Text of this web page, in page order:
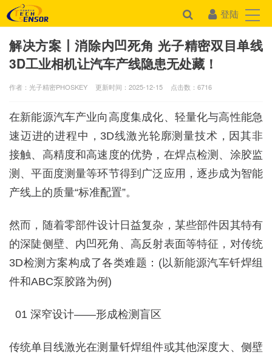
登陆
解决方案丨消除内凹死角 光子精密双目单线
3D工业相机让汽车产线隐患无处藏！
作者：光子精密PHOSKEY 更新时间：2025-12-15 点击数： 6716
在新能源汽车产业向高度集成化、轻量化与高性能急
速迈进的进程中， 3D线激光轮廓测量技术 ，因其非
接触、高精度和高速度的优势，在焊点检测、涂胶监
测、平面度测量等环节得到广泛应用，逐步成为智能
产线上的质量“标准配置”。
然而，随着零部件设计日益复杂，某些部件因其特有
的深陡侧壁、内凹死角、高反射表面等特征，对传统
3D检测方案构成了各类难题 ：(以新能源汽车钎焊组
件和ABC泵胶路为例)
01 深窄设计——形成检测盲区
传统单目线激光在测量钎焊组件或其他深度大、侧壁